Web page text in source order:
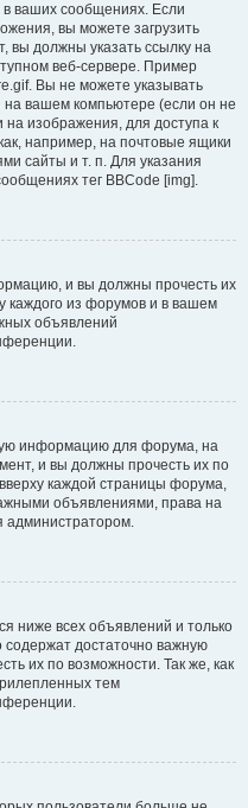
ваших сообщениях. Если
вы можете загрузить
вы должны указать ссылку на
веб-сервере. Пример
Вы не можете указывать
вашем компьютере (если он не
изображения, для доступа к
например, на почтовые ящики
сайты и т. п. Для указания
тег BBCode [img].
и вы должны прочесть их
каждого из форумов и в вашем
объявлений
информацию для форума, на
и вы должны прочесть их по
каждой страницы форума,
объявлениями, права на
администратором.
ниже всех объявлений и только
содержат достаточно важную
их по возможности. Так же, как
тем